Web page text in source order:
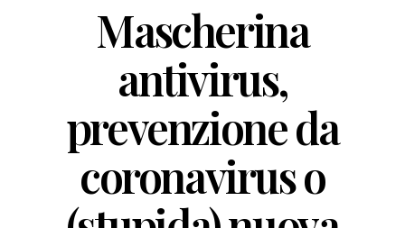
Mascherina
antivirus,
prevenzione da
coronavirus o